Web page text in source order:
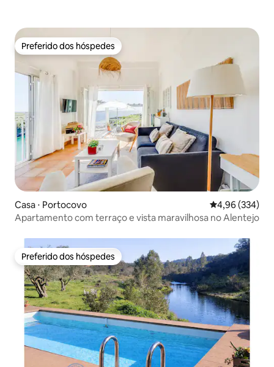
Preferido dos hóspedes
Preferido dos hóspedes
Casa ⋅ Portocovo 4,96 de uma
4,96 (334)
Apartamento com terraço e vista maravilhosa no Alentejo
Preferido dos hóspedes
Preferido dos hóspedes